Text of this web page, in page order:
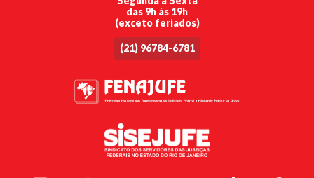
das 9h às 19h
(exceto feriados)
(21) 96784-6781